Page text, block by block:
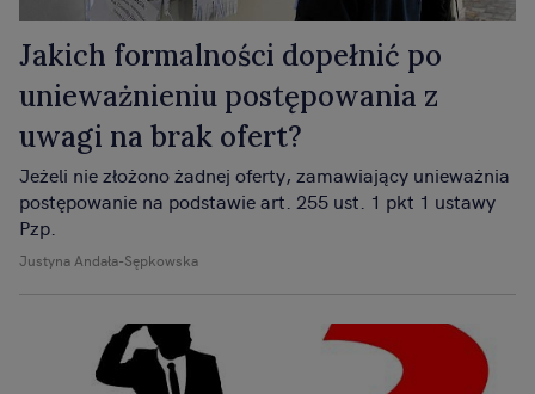
Jakich formalności dopełnić po
unieważnieniu postępowania z
uwagi na brak ofert?
Justyna Andała-Sępkowska
Jeżeli nie złożono żadnej oferty, zamawiający unieważnia
postępowanie na podstawie art. 255 ust. 1 pkt 1 ustawy
Pzp.